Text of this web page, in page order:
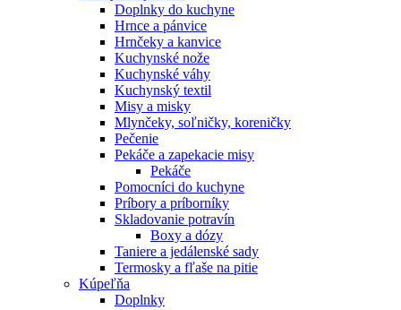
Doplnky do kuchyne
Hrnce a pánvice
Hrnčeky a kanvice
Kuchynské nože
Kuchynské váhy
Kuchynský textil
Misy a misky
Mlynčeky, soľničky, koreničky
Pečenie
Pekáče a zapekacie misy
Pekáče
Pomocníci do kuchyne
Príbory a príborníky
Skladovanie potravín
Boxy a dózy
Taniere a jedálenské sady
Termosky a fľaše na pitie
Kúpeľňa
Doplnky